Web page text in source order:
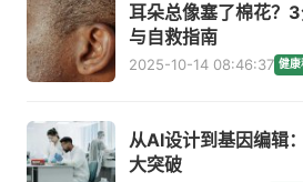
耳朵总像塞了棉花？
与自救指南
2025-10-14 08:46:37 健康
从AI设计到基因编辑
大突破